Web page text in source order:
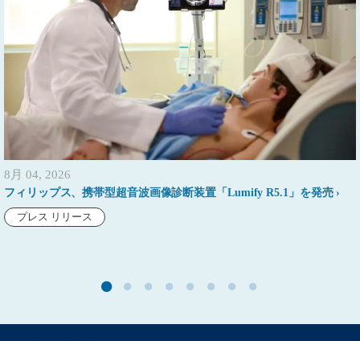
8月 04, 2026
フィリップス、携帯型超音波画像診断装置「Lumify R5.1」を発売
プレス リリース